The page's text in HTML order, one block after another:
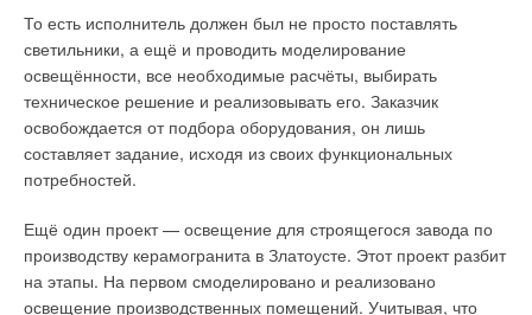
То есть исполнитель должен был не просто поставлять
светильники, а ещё и проводить моделирование
освещённости, все необходимые расчёты, выбирать
техническое решение и реализовывать его. Заказчик
освобождается от подбора оборудования, он лишь
составляет задание, исходя из своих функциональных
потребностей.
Ещё один проект — освещение для строящегося завода по
производству керамогранита в Златоусте. Этот проект разбит
на этапы. На первом смоделировано и реализовано
освещение производственных помещений. Учитывая, что
всепланетарного потепления выше
этого прогресса показывают, что дальнейшие усилия в этом
направлении могут помочь миру приблизиться
к амбициозной цели — не допустить глобального потепления
выше
«Эти изменения являются свидетельством применения
новой климатической политики и работы, проделанной
во всём мире. И нам предстоит сделать ещё больше
также указывает Крис Старк.